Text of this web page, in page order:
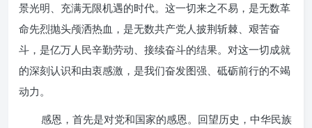
景光明、充满无限机遇的时代。这一切来之不易，是无数革
命先烈抛头颅洒热血，是无数共产党人披荆斩棘、艰苦奋
斗，是亿万人民辛勤劳动、接续奋斗的结果。对这一切成就
的深刻认识和由衷感激，是我们奋发图强、砥砺前行的不竭
动力。
感恩，首先是对党和国家的感恩。回望历史，中华民族